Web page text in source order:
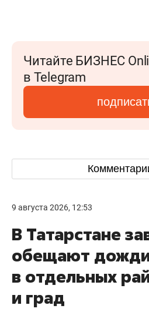
Читайте БИЗНЕС
в Telegram
9 августа 2026, 12:53
В Татарстане
обещают
в отдельных
и град